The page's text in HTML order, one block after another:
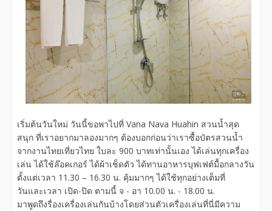
เริ่มต้นวันใหม่ วันนี้ขอพาไปที่ Vana Nava Huahin สวนน้ำสุด
สนุก ที่เราอยากมาลองมากๆ ต้องบอกก่อนว่าเราซื้อบัตรสวนน้ำ
จากงานไทยเที่ยวไทย ใบละ 900 บาทเท่านั้นเอง ได้เล่นทุกเครื่อง
เล่น ได้ใช้ล๊อคเกอร์ ได้ผ้าเช็ดตัว ได้ทานอาหารบุฟเฟต์มื้อกลางวัน
ตั้งแต่เวลา 11.30 – 16.30 น. คุ้มมากๆ ได้ใช้ทุกอย่างเต็มที่
วันและเวลา เปิด-ปิด ตามนี้ จ - อา 10.00 น. - 18.00 น.
มาพูดถึงรื่องเครื่องเล่นกันบ้างโดยส่วนตัวเครื่องเล่นที่นี่มีความ